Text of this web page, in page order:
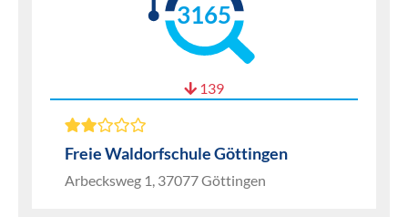
3165
139
Freie Waldorfschule Göttingen
Arbecksweg 1, 37077 Göttingen